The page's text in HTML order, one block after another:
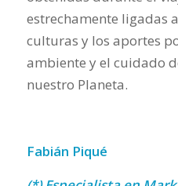
estrechamente ligadas
culturas y los aportes
ambiente y el cuidado
nuestro Planeta.
Fabián Piqué